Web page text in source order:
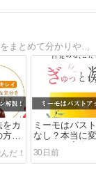
メインに美容品を取り上げて、気になることをまとめて分かりやすく解説しています。
をカ
方必
ミーモはバス
なし？本当に
いるのか実際
30日前